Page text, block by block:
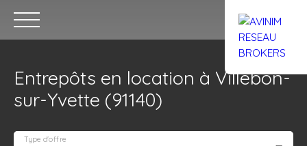
Entrepôts en location à Villebon-
sur-Yvette (91140)
Type d'offre